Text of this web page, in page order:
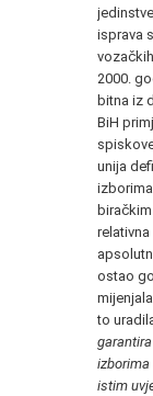
isprava
2000.
bitna iz
BiH
unija
ostao
to
izborima
istim